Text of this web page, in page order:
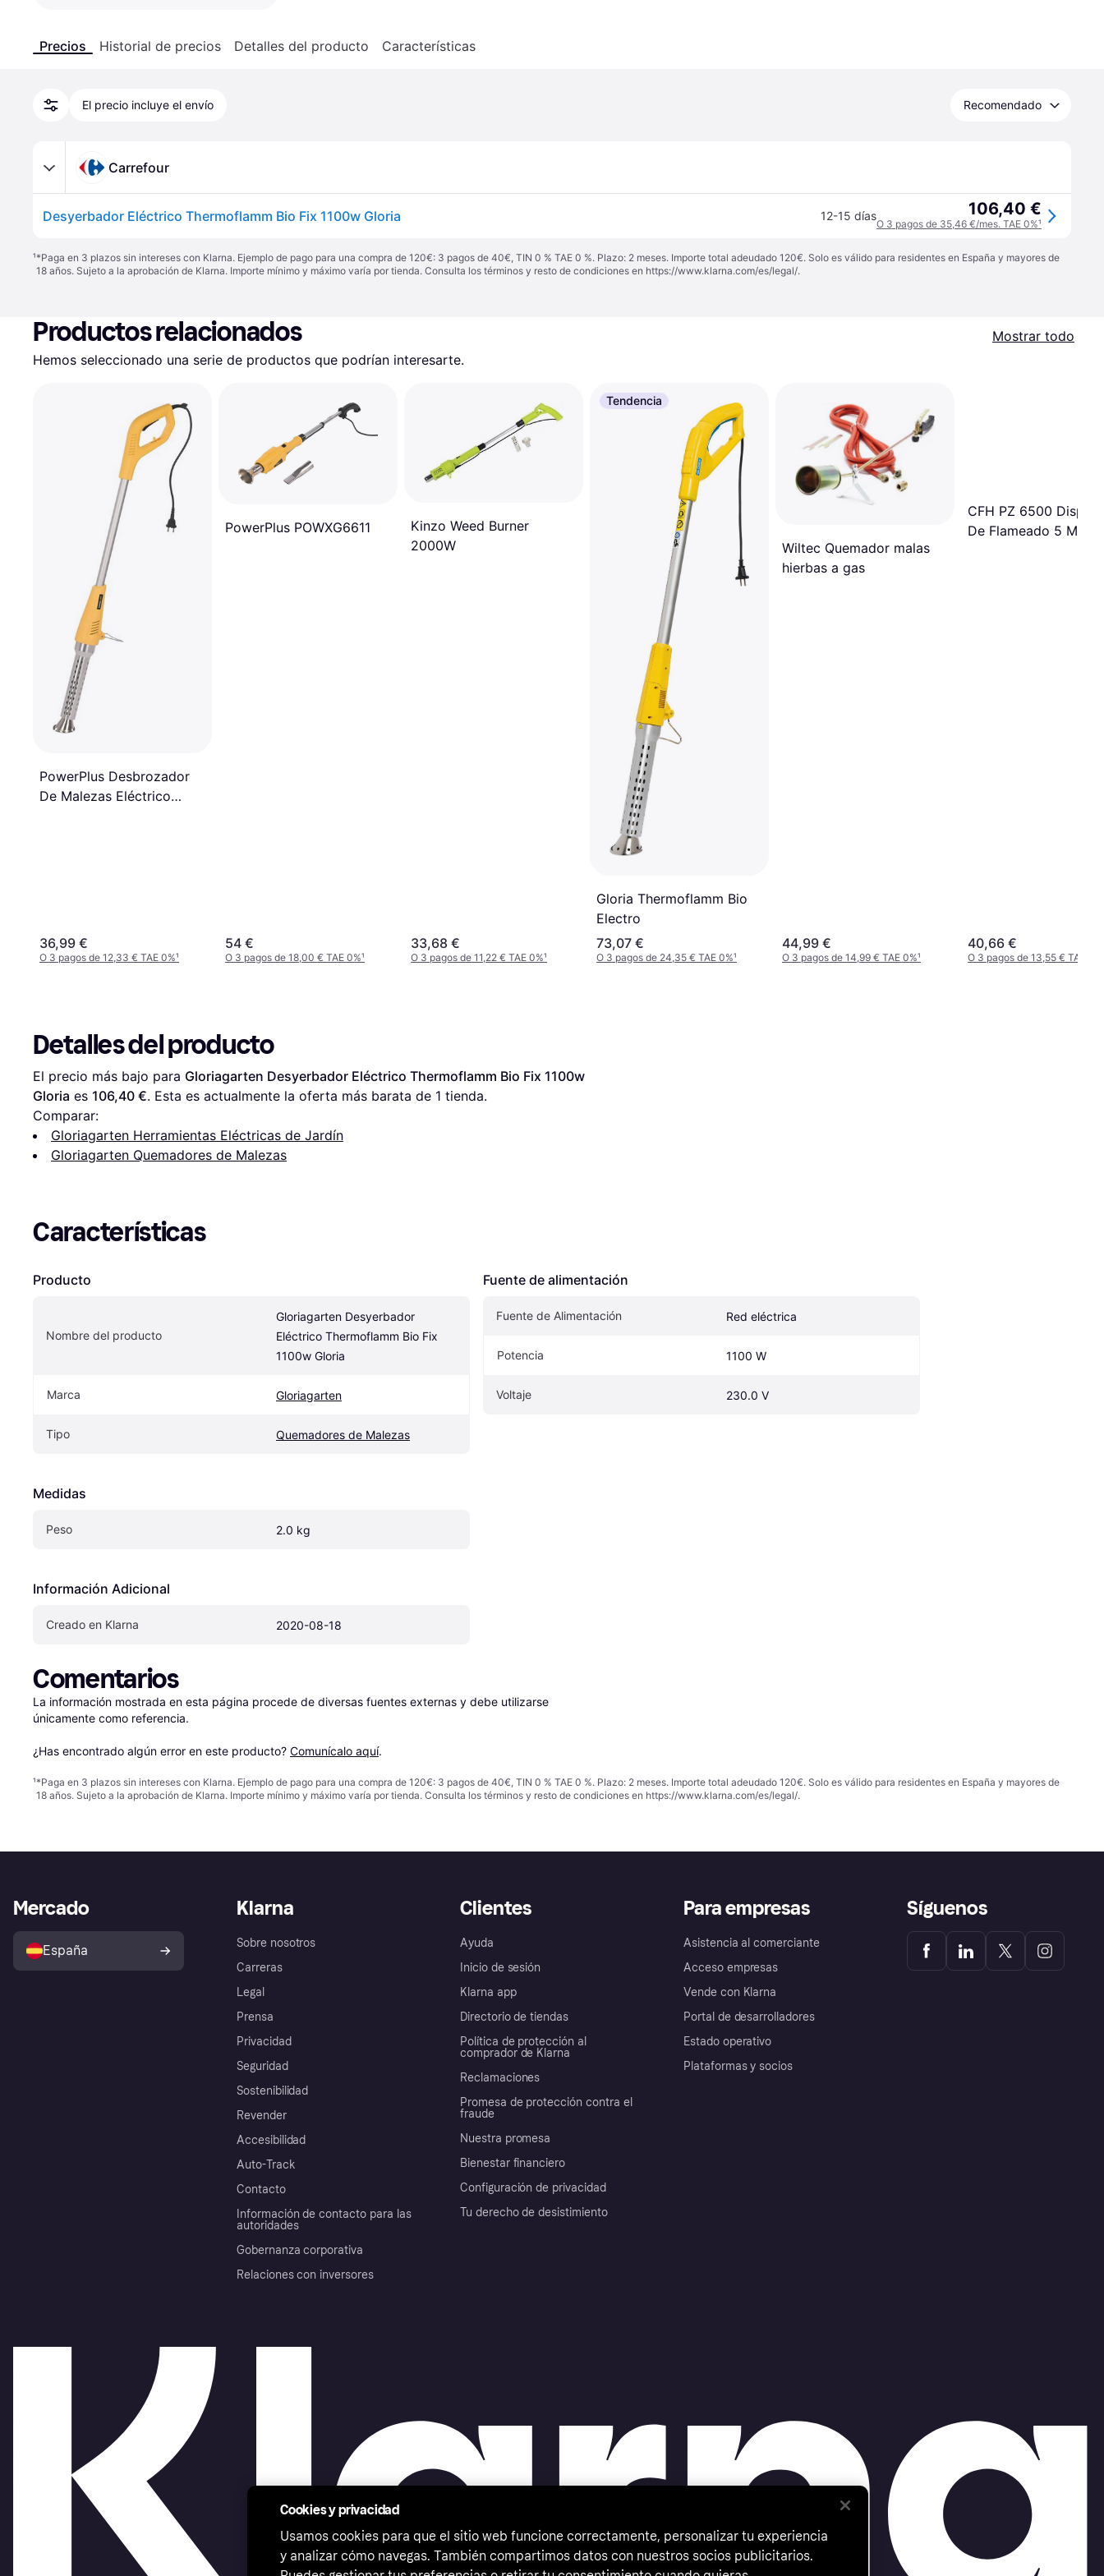
Precios Historial de precios Detalles del producto Características
El precio incluye el envío Recomendado
Carrefour
Desyerbador Eléctrico Thermoflamm Bio Fix 1100w Gloria 12-15 días 106,40 €
O 3 pagos de 35,46 €/mes. TAE 0%¹
¹*Paga en 3 plazos sin intereses con Klarna. Ejemplo de pago para una compra de 120€: 3 pagos de 40€, TIN 0 % TAE 0 %. Plazo: 2 meses. Importe total adeudado 120€. Solo es válido para residentes en España y mayores de
18 años. Sujeto a la aprobación de Klarna. Importe mínimo y máximo varía por tienda. Consulta los términos y resto de condiciones en https://www.klarna.com/es/legal/.
Productos relacionados
Mostrar todo
Hemos seleccionado una serie de productos que podrían interesarte.
PowerPlus Desbrozador
De Malezas Eléctrico
36,99 €
O 3 pagos de 12,33 € TAE 0%¹
PowerPlus POWXG6611
54 €
O 3 pagos de 18,00 € TAE 0%¹
Kinzo Weed Burner
2000W
33,68 €
O 3 pagos de 11,22 € TAE 0%¹
Tendencia
Gloria Thermoflamm Bio
Electro
73,07 €
O 3 pagos de 24,35 € TAE 0%¹
Wiltec Quemador malas
hierbas a gas
44,99 €
O 3 pagos de 14,99 € TAE 0%¹
CFH PZ 6500
De Flameado 5 M
40,66 €
O 3 pagos de 13,55 € TAE 0%
Detalles del producto
El precio más bajo para Gloriagarten Desyerbador Eléctrico Thermoflamm Bio Fix 1100w
Gloria es 106,40 €. Esta es actualmente la oferta más barata de 1 tienda.
Comparar:
Gloriagarten Herramientas Eléctricas de Jardín
Gloriagarten Quemadores de Malezas
Características
Producto
Nombre del producto
Gloriagarten Desyerbador
Eléctrico Thermoflamm Bio Fix
1100w Gloria
Marca Gloriagarten
Tipo Quemadores de Malezas
Medidas
Peso 2.0 kg
Información Adicional
Creado en Klarna 2020-08-18
Fuente de alimentación
Fuente de Alimentación Red eléctrica
Potencia 1100 W
Voltaje 230.0 V
Comentarios
La información mostrada en esta página procede de diversas fuentes externas y debe utilizarse
únicamente como referencia.
¿Has encontrado algún error en este producto? Comunícalo aquí.
¹*Paga en 3 plazos sin intereses con Klarna. Ejemplo de pago para una compra de 120€: 3 pagos de 40€, TIN 0 % TAE 0 %. Plazo: 2 meses. Importe total adeudado 120€. Solo es válido para residentes en España y mayores de
18 años. Sujeto a la aprobación de Klarna. Importe mínimo y máximo varía por tienda. Consulta los términos y resto de condiciones en https://www.klarna.com/es/legal/.
Klarna
Sobre nosotros
Carreras
Legal
Prensa
Privacidad
Seguridad
Sostenibilidad
Revender
Accesibilidad
Auto-Track
Contacto
Información de contacto para las
autoridades
Gobernanza corporativa
Relaciones con inversores
Clientes
Ayuda
Inicio de sesión
Klarna app
Directorio de tiendas
Política de protección al
comprador de Klarna
Reclamaciones
Promesa de protección contra el
fraude
Nuestra promesa
Bienestar financiero
Configuración de privacidad
Tu derecho de desistimiento
Para empresas
Asistencia al comerciante
Acceso empresas
Vende con Klarna
Portal de desarrolladores
Estado operativo
Plataformas y socios
Mercado
España
Síguenos
Cookies y privacidad
Usamos cookies para que el sitio web funcione correctamente, personalizar tu experiencia
y analizar cómo navegas. También compartimos datos con nuestros socios publicitarios.